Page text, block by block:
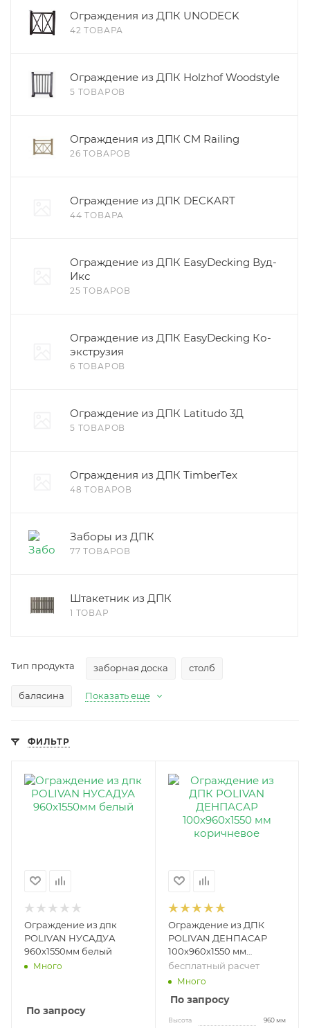
Ограждения из ДПК UNODECK
42 ТОВАРА
Ограждение из ДПК Holzhof Woodstyle
5 ТОВАРОВ
Ограждения из ДПК CM Railing
26 ТОВАРОВ
Ограждение из ДПК DECKART
44 ТОВАРА
Ограждение из ДПК EasyDecking Вуд-
Икс
25 ТОВАРОВ
Ограждение из ДПК EasyDecking Ко-
экструзия
6 ТОВАРОВ
Ограждение из ДПК Latitudo 3Д
5 ТОВАРОВ
Ограждения из ДПК TimberTex
48 ТОВАРОВ
Заборы из ДПК
77 ТОВАРОВ
Штакетник из ДПК
1 ТОВАР
Тип продукта заборная доска столб
балясина Показать еще
ФИЛЬТР
Ограждение из дпк
POLIVAN НУСАДУА
960x1550мм белый
Много
По запросу
Ограждение из ДПК
POLIVAN ДЕНПАСАР
100х960х1550 мм
коричневое
бесплатный расчет
Много
По запросу
Высота 960 мм